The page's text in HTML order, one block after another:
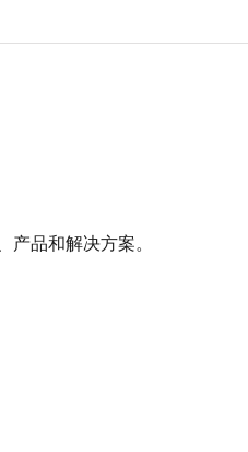
品和解决方案。